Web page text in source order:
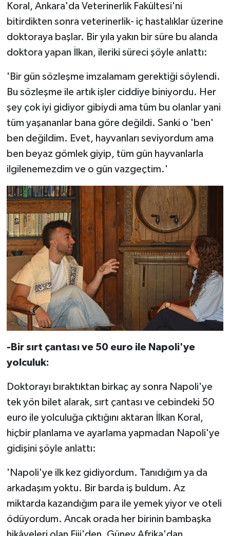
Koral, Ankara'da Veterinerlik Fakültesi'ni
bitirdikten sonra veterinerlik- iç hastalıklar üzerine
doktoraya başlar. Bir yıla yakın bir süre bu alanda
doktora yapan İlkan, ileriki süreci şöyle anlattı:
'Bir gün sözleşme imzalamam gerektiği söylendi.
Bu sözleşme ile artık işler ciddiye biniyordu. Her
şey çok iyi gidiyor gibiydi ama tüm bu olanlar yani
tüm yaşananlar bana göre değildi. Sanki o 'ben'
ben değildim. Evet, hayvanları seviyordum ama
ben beyaz gömlek giyip, tüm gün hayvanlarla
ilgilenemezdim ve o gün vazgeçtim.'
-Bir sırt çantası ve 50 euro ile Napoli'ye
yolculuk:
Doktorayı bıraktıktan birkaç ay sonra Napoli'ye
tek yön bilet alarak, sırt çantası ve cebindeki 50
euro ile yolculuğa çıktığını aktaran İlkan Koral,
hiçbir planlama ve ayarlama yapmadan Napoli'ye
gidişini şöyle anlattı:
'Napoli'ye ilk kez gidiyordum. Tanıdığım ya da
arkadaşım yoktu. Bir barda iş buldum. Az
miktarda kazandığım para ile yemek yiyor ve oteli
ödüyordum. Ancak orada her birinin bambaşka